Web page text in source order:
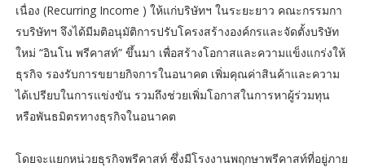
เนื่อง (Recurring Income ) ให้แก่บริษัทฯ ในระยะยาว คณะกรรมกา
รบริษัทฯ จึงได้มีมติอนุมัติการปรับโครงสร้างองค์กรและจัดตั้งบริษัท
ใหม่ “อินโน พรีคาสท์” ขึ้นมา เพื่อสร้างโอกาสและความแข็งแกร่งให้
ธุรกิจ รองรับการขยายกิจการในอนาคต เพิ่มคุณค่าสินค้าและความ
ได้เปรียบในการแข่งขัน รวมถึงช่วยเพิ่มโอกาสในการหาผู้ร่วมทุน
หรือพันธมิตรทางธุรกิจในอนาคต
โดยจะแยกหน่วยธุรกิจพรีคาสท์ ซึ่งมีโรงงานพฤกษาพรีคาสท์ที่อยู่ภาย